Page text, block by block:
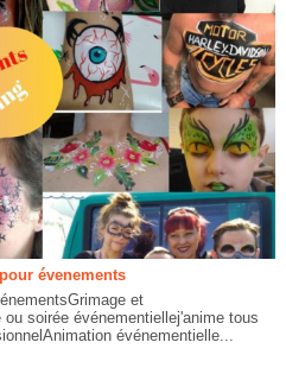
évenements
et
soirée événementiellej'anime tous
événementielle...